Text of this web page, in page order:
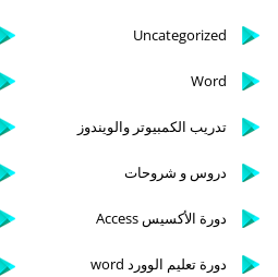
Uncategorized
Word
تدريب الكمبيوتر والويندوز
دروس و شروحات
دورة الأكسيس Access
دورة تعليم الوورد word